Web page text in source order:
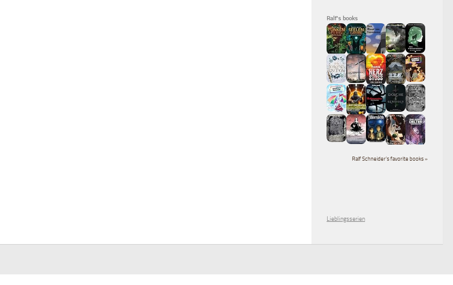
Ralf's books
Ralf Schneider's favorite books »
Lieblingsserien